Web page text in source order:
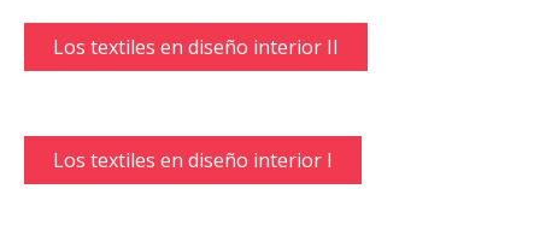
Los textiles en diseño interior II
Los textiles en diseño interior I